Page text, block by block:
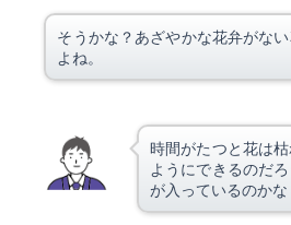
そうかな？あざやかな花弁がな
よね。
時間がたつと花は
ようにできるのだ
が入っているのかな